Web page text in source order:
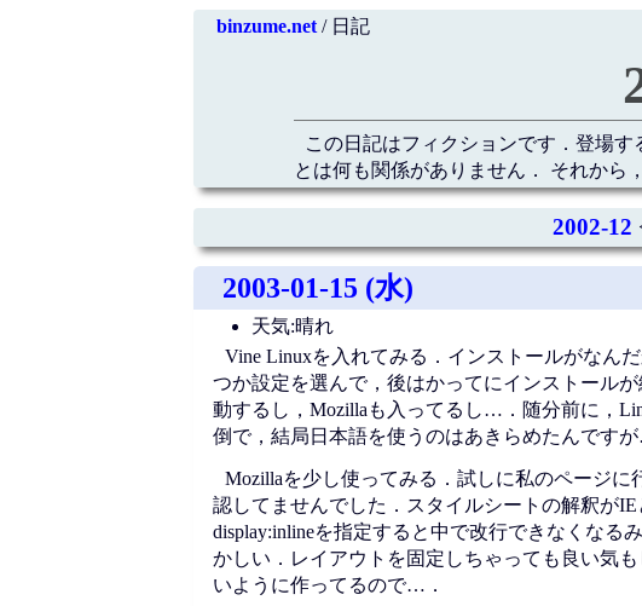
binzume.net/ 日記
この日記はフィクションです．登場
とは何も関係がありません． それから
2002-12
2003-01-15 (水)
天気:晴れ
Vine Linuxを入れてみる．インストールがなん
つか設定を選んで，後はかってにインストール
動するし，Mozillaも入ってるし…．随分前に，
倒で，結局日本語を使うのはあきらめたんです
Mozillaを少し使ってみる．試しに私のページ
認してませんでした．スタイルシートの解釈が
display:inlineを指定すると中で改行できなくなる
かしい．レイアウトを固定しちゃっても良い気
いように作ってるので…．